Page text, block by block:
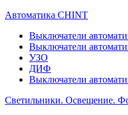
Автоматика CHINT
Выключатели
Выключатели
УЗО
ДИФ
Выключатели
Светильники. Освещение.